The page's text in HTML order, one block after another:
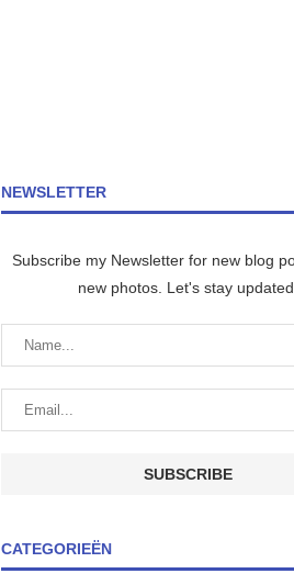
NEWSLETTER
Subscribe my Newsletter for new blog
new photos. Let's stay
CATEGORIEËN